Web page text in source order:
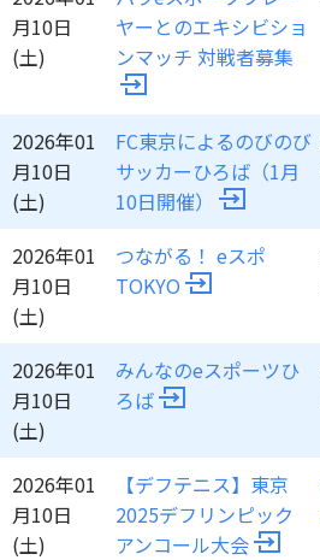
月10日
(土)
ヤーとのエキシビショ
ンマッチ 対戦者募集
2026年01
月10日
(土)
FC東京によるのびのび
サッカーひろば（1月
10日開催）
2026年01
月10日
(土)
つながる！ eスポ
TOKYO
2026年01
月10日
(土)
みんなのeスポーツひ
ろば
2026年01
月10日
(土)
【デフテニス】東京
2025デフリンピック
アンコール大会